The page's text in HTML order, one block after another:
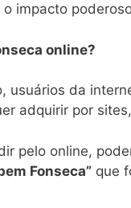
impacto
online?
usuários da
adquirir por
pelo online,
Fonseca”que